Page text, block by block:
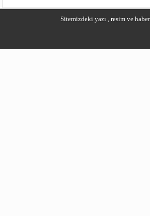
Sitemizdeki yazı , resim ve